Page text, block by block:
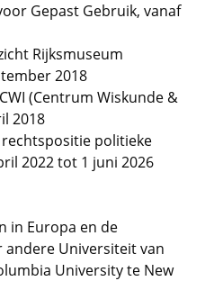
Gepast Gebruik, vanaf
Rijksmuseum
2018
(Centrum Wiskunde &
2018
politieke
2022 tot 1 juni 2026
in Europa en de
andere Universiteit van
University te New